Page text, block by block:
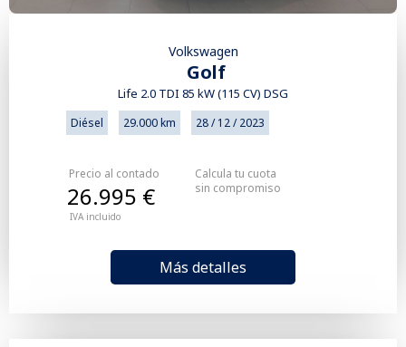
Volkswagen
Golf
Life 2.0 TDI 85 kW (115 CV) DSG
Diésel 29.000 km 28 / 12 / 2023
Precio al contado
IVA incluido
26.995 €
Más detalles
Calcula tu cuota
sin compromiso